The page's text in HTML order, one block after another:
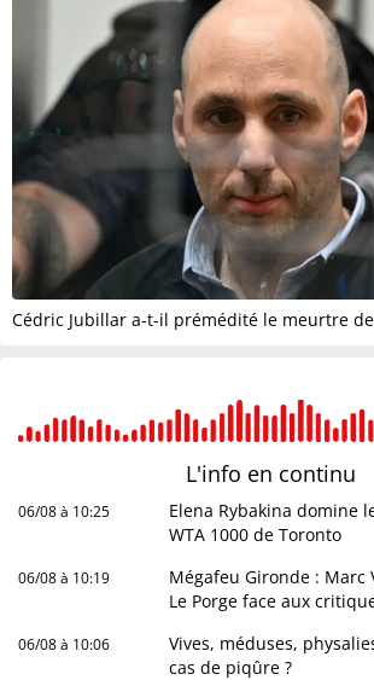
Cédric Jubillar a-t-il prémédité le meurtre
L'info en continu
06/08 à 10:25
Elena Rybakina domine
WTA 1000 de Toronto
06/08 à 10:19
Mégafeu Gironde : Marc
Le Porge face aux
06/08 à 10:06
Vives, méduses,
cas de piqûre ?